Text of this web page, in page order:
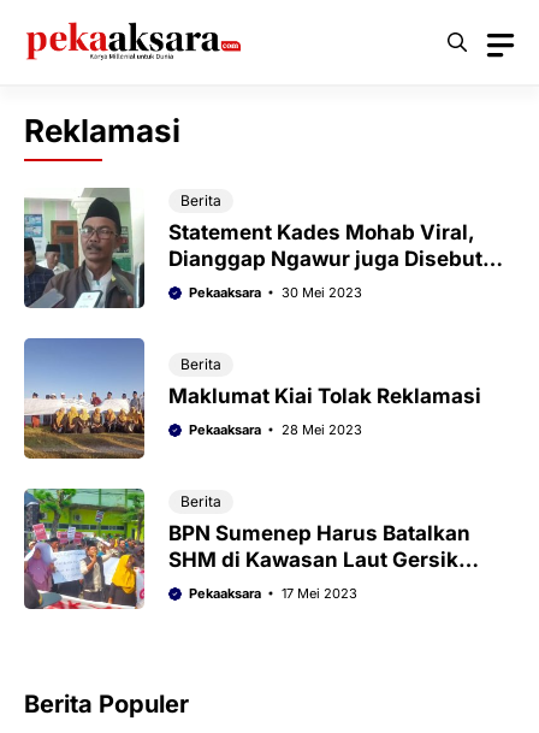
Reklamasi
Berita
Statement Kades Mohab Viral,
Dianggap Ngawur juga Disebut
Mirip Banci
Pekaaksara 30 Mei 2023
Berita
Maklumat Kiai Tolak Reklamasi
Pekaaksara 28 Mei 2023
Berita
BPN Sumenep Harus Batalkan
SHM di Kawasan Laut Gersik
Putih
Pekaaksara 17 Mei 2023
Berita Populer